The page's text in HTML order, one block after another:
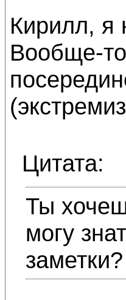
Кирилл, я
Вообще-
Цитата:
Ты
могу